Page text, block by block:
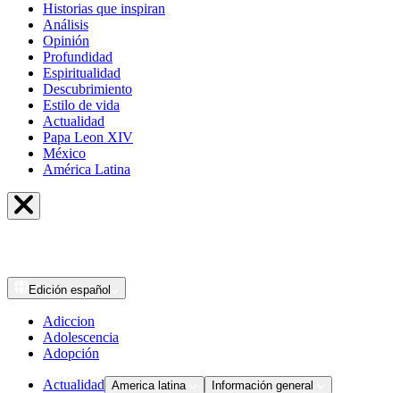
Historias que inspiran
Análisis
Opinión
Profundidad
Espiritualidad
Descubrimiento
Estilo de vida
Actualidad
Papa Leon XIV
México
América Latina
Edición español
Adiccion
Adolescencia
Adopción
Actualidad America latina
Información general